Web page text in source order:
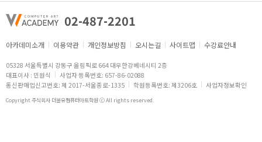
02-487-2201
아카데미소개 이용약관 개인정보방침 오시는길 사이트맵 수강료안내
05328 서울특별시 강동구 올림픽로 664 대우한강베네시티 2층
대표이사 : 민원식
사업자 등록번호: 657-86-02088
통신판매업신고번호: 제 2017-서울종로-1335
학원등록번호: 제3206호 사업자정보확인
Copyright 주식회사 더블유컴퓨터아트학원 ⓒ All rights reserved.